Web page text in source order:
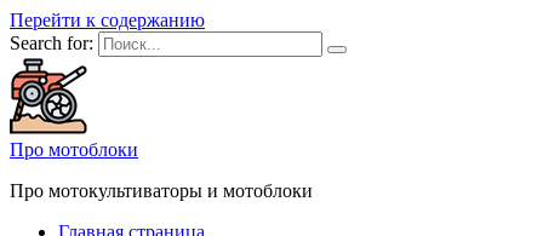
Перейти к содержанию
Search for:
Про мотоблоки
Про мотокультиваторы и мотоблоки
Главная страница